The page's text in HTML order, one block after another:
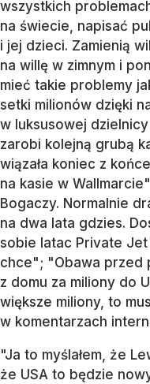
wszystkich
na świecie, napisać
i jej dzieci. Zamienią
na willę w zimnym i
mieć takie problemy
setki milionów dzięki
w luksusowej
zarobi kolejną grubą
wiązała koniec z
na kasie w
Bogaczy. Normalnie
na dwa lata gdzies.
sobie latac Private
chce"; "Obawa przed
z domu za miliony do
większe miliony, to
w komentarzach
"Ja to myślałem, że
że USA to będzie